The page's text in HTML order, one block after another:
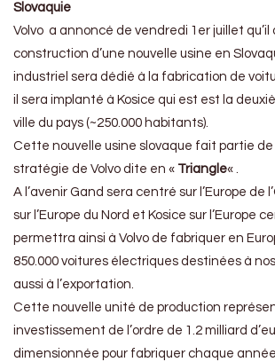
Slovaquie
Volvo a annoncé de vendredi 1er juillet qu’il
construction d’une nouvelle usine en
industriel sera dédié à la fabrication de
il sera implanté à Kosice qui est est la
ville du pays (~250.000 habitants).
Cette nouvelle usine slovaque fait partie de
stratégie de Volvo dite en « Triangle« .
A l’avenir Gand sera centré sur l’Europe de
sur l’Europe du Nord et Kosice sur l’Europe
permettra ainsi à Volvo de fabriquer en
850.000 voitures électriques destinées à
aussi à l’exportation.
Cette nouvelle unité de production
investissement de l’ordre de 1.2 milliard
dimensionnée pour fabriquer chaque